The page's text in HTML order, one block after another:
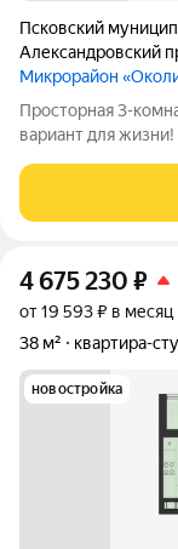
Псковский
Александровский
Микрорайон
Просторная 3-
вариант для
всего несколько
коммуникациями и
4 675 230 ₽
от 19 593 ₽ в месяц
38 м²
квартира-
новостройка